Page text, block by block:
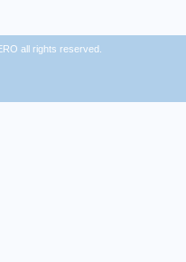
all rights reserved.